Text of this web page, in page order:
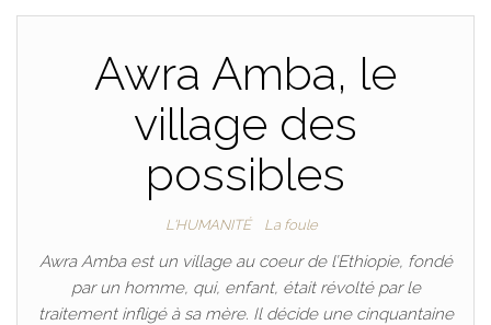
Awra Amba, le
village des
possibles
L'HUMANITÉ La foule
Awra Amba est un village au coeur de l’Ethiopie, fondé
par un homme, qui, enfant, était révolté par le
traitement infligé à sa mère. Il décide une cinquantaine